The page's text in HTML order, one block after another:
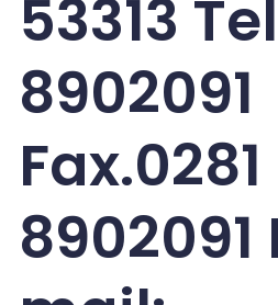
53313
8902091
Fax.0281
8902091